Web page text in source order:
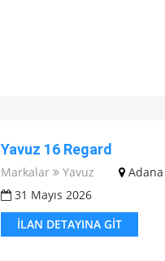
Yavuz 16 Regard
Markalar Yavuz
Adana
31 Mayıs 2026
İLAN DETAYINA GIT